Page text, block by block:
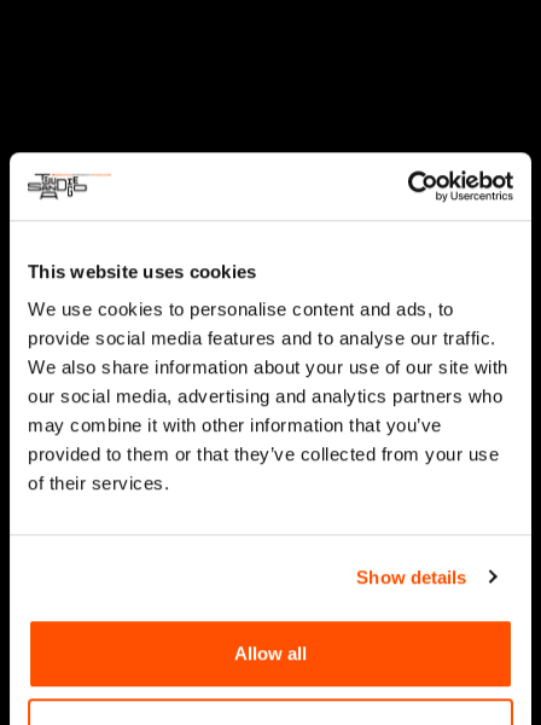
This website uses cookies
We use cookies to personalise content and ads, to
provide social media features and to analyse our traffic.
We also share information about your use of our site with
our social media, advertising and analytics partners who
may combine it with other information that you’ve
provided to them or that they’ve collected from your use
of their services.
Show details
Allow all